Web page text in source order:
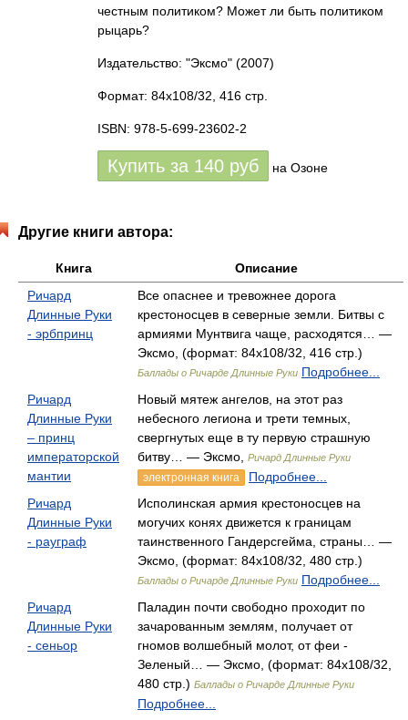
честным политиком? Может ли быть политиком
рыцарь?
Издательство: "Эксмо" (2007)
Формат: 84x108/32, 416 стр.
ISBN: 978-5-699-23602-2
Купить за 140 руб на Озоне
Другие книги автора:
Книга
Описание
Ричард
Длинные Руки
- эрбпринц
Все опаснее и тревожнее дорога
крестоносцев в северные земли. Битвы с
армиями Мунтвига чаще, расходятся… —
Эксмо, (формат: 84x108/32, 416 стр.)
Баллады о Ричарде Длинные Руки Подробнее...
Ричард
Длинные Руки
– принц
императорской
мантии
Новый мятеж ангелов, на этот раз
небесного легиона и трети темных,
свергнутых еще в ту первую страшную
битву… — Эксмо,
Ричард Длинные Руки
электронная книга
Подробнее...
Ричард
Длинные Руки
- рауграф
Исполинская армия крестоносцев на
могучих конях движется к границам
таинственного Гандерсгейма, страны… —
Эксмо, (формат: 84x108/32, 480 стр.)
Баллады о Ричарде Длинные Руки Подробнее...
Ричард
Длинные Руки
- сеньор
Паладин почти свободно проходит по
зачарованным землям, получает от
гномов волшебный молот, от феи -
Зеленый… — Эксмо, (формат: 84x108/32,
480 стр.) Баллады о Ричарде Длинные Руки
Подробнее...